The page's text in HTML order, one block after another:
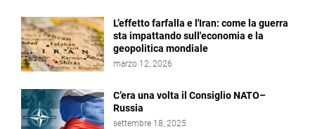
L’effetto farfalla e l'Iran: come la guerra
sta impattando sull'economia e la
geopolitica mondiale
marzo 12, 2026
C’era una volta il Consiglio NATO–
Russia
settembre 18, 2025